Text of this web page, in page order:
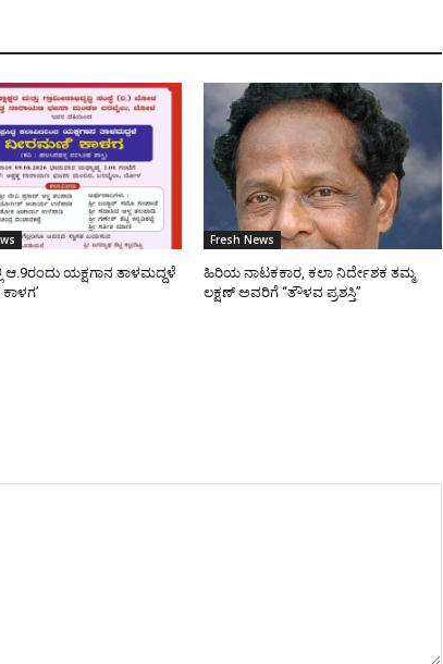
ಯಕ್ಷಗಾನ ತಾಳಮದ್ದಳೆ
Fresh News
ಹಿರಿಯ ನಾಟಕಕಾರ, ಕಲಾ ನಿರ್ದೇಶಕ ತಮ್ಮ
ಲಕ್ಷಣ್ ಅವರಿಗೆ “ತೌಳವ ಪ್ರಶಸ್ತಿ”